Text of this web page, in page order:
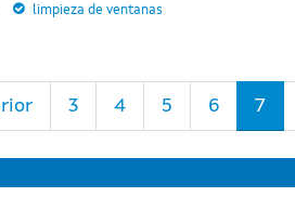
limpieza de ventanas
3 4 5 6 7